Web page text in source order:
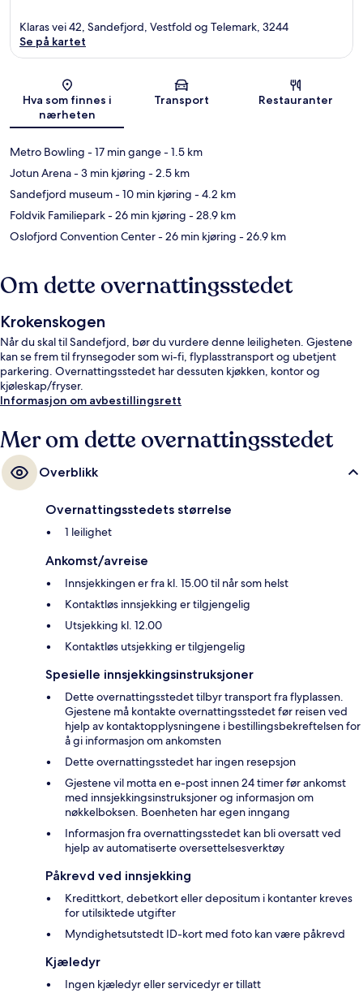
Kart
Klaras vei 42, Sandefjord, Vestfold og Telemark, 3244
Se på kartet
Hva som finnes i
nærheten
Transport Restauranter
Metro Bowling - 17 min gange- 1.5 km
Jotun Arena- 3 min kjøring - 2.5 km
Sandefjord museum- 10 min kjøring - 4.2 km
Foldvik Familiepark- 26 min kjøring - 28.9 km
Oslofjord Convention Center- 26 min kjøring - 26.9 km
Om dette overnattingsstedet
Krokenskogen
Når du skal til Sandefjord, bør du vurdere denne leiligheten. Gjestene
kan se frem til frynsegoder som wi-fi, flyplasstransport og ubetjent
parkering. Overnattingsstedet har dessuten kjøkken, kontor og
kjøleskap/fryser.
Informasjon om avbestillingsrett
Mer om dette overnattingsstedet
Overblikk
Overnattingsstedets størrelse
1 leilighet
Ankomst/avreise
Innsjekkingen er fra kl. 15.00 til når som helst
Kontaktløs innsjekking er tilgjengelig
Utsjekking kl. 12.00
Kontaktløs utsjekking er tilgjengelig
Spesielle innsjekkingsinstruksjoner
Dette overnattingsstedet tilbyr transport fra flyplassen.
Gjestene må kontakte overnattingsstedet før reisen ved
hjelp av kontaktopplysningene i bestillingsbekreftelsen for
å gi informasjon om ankomsten
Dette overnattingsstedet har ingen resepsjon
Gjestene vil motta en e-post innen 24 timer før ankomst
med innsjekkingsinstruksjoner og informasjon om
nøkkelboksen. Boenheten har egen inngang
Informasjon fra overnattingsstedet kan bli oversatt ved
hjelp av automatiserte oversettelsesverktøy
Påkrevd ved innsjekking
Kredittkort, debetkort eller depositum i kontanter kreves
for utilsiktede utgifter
Myndighetsutstedt ID-kort med foto kan være påkrevd
Kjæledyr
Ingen kjæledyr eller servicedyr er tillatt